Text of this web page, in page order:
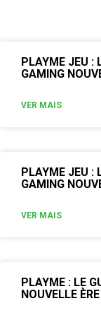
PLAYME JEU :
GAMING
VER MAIS
PLAYME JEU :
GAMING
VER MAIS
PLAYME : LE
NOUVELLE ÈRE